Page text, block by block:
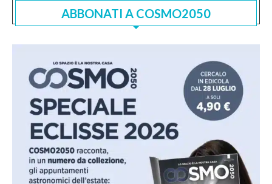
ABBONATI A COSMO2050